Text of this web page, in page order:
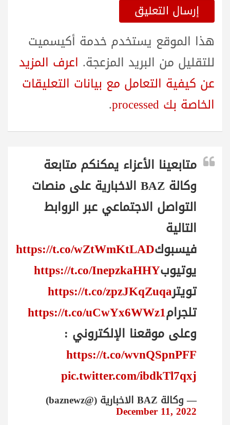
هذا الموقع يستخدم خدمة أكيسميت
للتقليل من البريد المزعجة. اعرف المزيد
عن كيفية التعامل مع بيانات التعليقات
الخاصة بك processed
.
متابعينا الأعزاء يمكنكم متابعة
وكالة BAZ الاخبارية على منصات
التواصل الاجتماعي عبر الروابط
التالية
فيسبوكhttps://t.co/wZtWmKtLAD
يوتيوبhttps://t.co/InepzkaHHY
تويترhttps://t.co/zpzJKqZuqa
تلجرامhttps://t.co/uCwYx6WWz1
وعلى موقعنا الإلكتروني :
https://t.co/wvnQSpnPFF
pic.twitter.com/ibdkTl7qxj
— وكالة BAZ الاخبارية (@baznewz)
December 11, 2022